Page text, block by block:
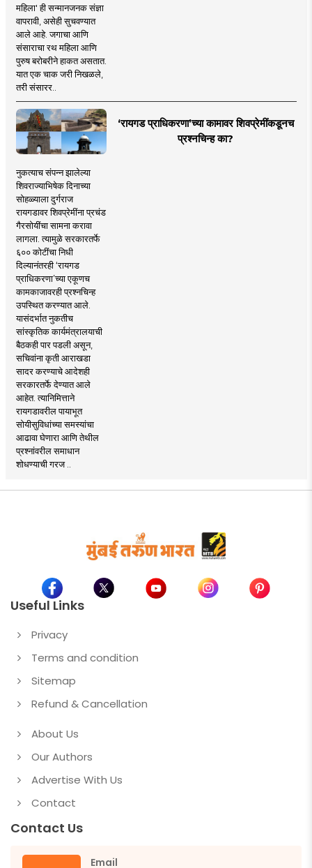
महिला' ही सन्मानजनक संज्ञा
वापरावी, असेही सुचवण्यात
आले आहे. जगाचा आणि
संसाराचा रथ महिला आणि
पुरुष बरोबरीने हाकत असतात.
यात एक चाक जरी निखळले,
तरी संसारर..
‘रायगड प्राधिकरणा’च्या कामावर शिवप्रेमींकडूनच
प्रश्नचिन्ह का?
नुकत्याच संपन्न झालेल्या
शिवराज्याभिषेक दिनाच्या
सोहळ्याला दुर्गराज
रायगडावर शिवप्रेमींना प्रचंड
गैरसोयींचा सामना करावा
लागला. त्यामुळे सरकारतर्फे
६०० कोटींचा निधी
दिल्यानंतरही ‘रायगड
प्राधिकरणा’च्या एकूणच
कामकाजावरही प्रश्नचिन्ह
उपस्थित करण्यात आले.
यासंदर्भात नुकतीच
सांस्कृतिक कार्यमंत्रालयाची
बैठकही पार पडली असून,
सचिवांना कृती आराखडा
सादर करण्याचे आदेशही
सरकारतर्फे देण्यात आले
आहेत. त्यानिमित्ताने
रायगडावरील पायाभूत
सोयीसुविधांच्या समस्यांचा
आढावा घेणारा आणि तेथील
प्रश्नांवरील समाधान
शोधण्याची गरज ..
Useful Links
Privacy
Terms and condition
Sitemap
Refund & Cancellation
About Us
Our Authors
Advertise With Us
Contact
Contact Us
Email